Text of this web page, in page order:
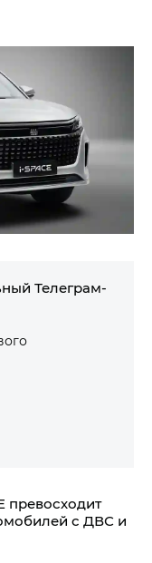
Телеграм-
превосходит
с ДВС и